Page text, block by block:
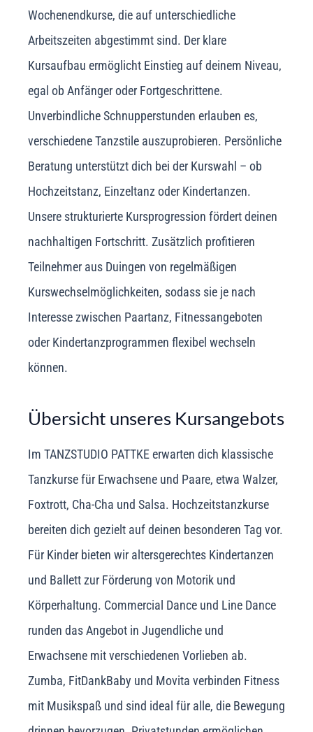
Wochenendkurse, die auf unterschiedliche
Arbeitszeiten abgestimmt sind. Der klare
Kursaufbau ermöglicht Einstieg auf deinem Niveau,
egal ob Anfänger oder Fortgeschrittene.
Unverbindliche Schnupperstunden erlauben es,
verschiedene Tanzstile auszuprobieren. Persönliche
Beratung unterstützt dich bei der Kurswahl – ob
Hochzeitstanz, Einzeltanz oder Kindertanzen.
Unsere strukturierte Kursprogression fördert deinen
nachhaltigen Fortschritt. Zusätzlich profitieren
Teilnehmer aus Duingen von regelmäßigen
Kurswechselmöglichkeiten, sodass sie je nach
Interesse zwischen Paartanz, Fitnessangeboten
oder Kindertanzprogrammen flexibel wechseln
können.
Übersicht unseres Kursangebots
Im TANZSTUDIO PATTKE erwarten dich klassische
Tanzkurse für Erwachsene und Paare, etwa Walzer,
Foxtrott, Cha-Cha und Salsa. Hochzeitstanzkurse
bereiten dich gezielt auf deinen besonderen Tag vor.
Für Kinder bieten wir altersgerechtes Kindertanzen
und Ballett zur Förderung von Motorik und
Körperhaltung. Commercial Dance und Line Dance
runden das Angebot in Jugendliche und
Erwachsene mit verschiedenen Vorlieben ab.
Zumba, FitDankBaby und Movita verbinden Fitness
mit Musikspaß und sind ideal für alle, die Bewegung